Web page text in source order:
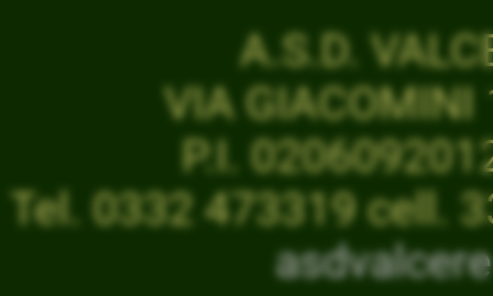
A.S.D.
VIA
P.I.
Tel. 0332 473319 cell.